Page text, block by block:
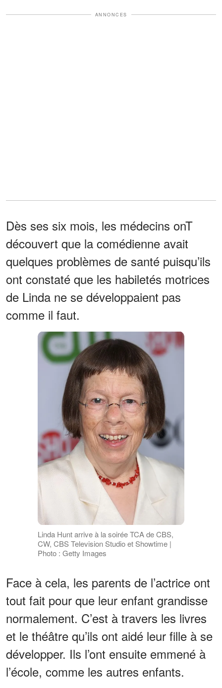
ANNONCES
Dès ses six mois, les médecins onT
découvert que la comédienne avait
quelques problèmes de santé puisqu’ils
ont constaté que les habiletés motrices
de Linda ne se développaient pas
comme il faut.
Linda Hunt arrive à la soirée TCA de CBS,
CW, CBS Television Studio et Showtime |
Photo : Getty Images
Face à cela, les parents de l’actrice ont
tout fait pour que leur enfant grandisse
normalement. C’est à travers les livres
et le théâtre qu’ils ont aidé leur fille à se
développer. Ils l’ont ensuite emmené à
l’école, comme les autres enfants.